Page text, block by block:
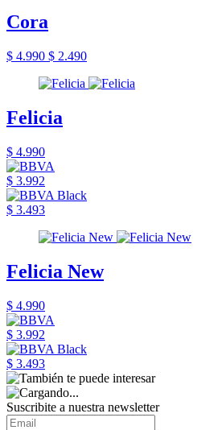
Cora
$ 4.990 $ 2.490
Felicia
$ 4.990
$ 3.992
$ 3.493
Felicia New
$ 4.990
$ 3.992
$ 3.493
Suscribite a nuestra newsletter